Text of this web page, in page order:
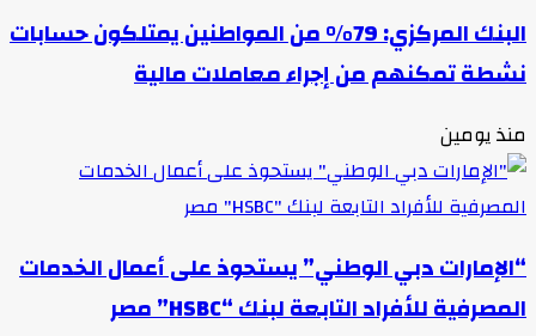
البنك المركزي: 79% من المواطنين يمتلكون حسابات
نشطة تمكنهم من إجراء معاملات مالية
منذ يومين
“الإمارات دبي الوطني” يستحوذ على أعمال الخدمات
المصرفية للأفراد التابعة لبنك “HSBC” مصر